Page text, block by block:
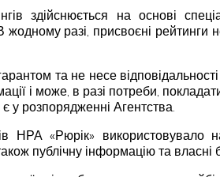
здійснюється на основі
жодному разі, присвоєні
та не несе
і може, в разі потреби,
у розпорядженні Агентства.
НРА «Рюрік»
публічну інформацію та власні